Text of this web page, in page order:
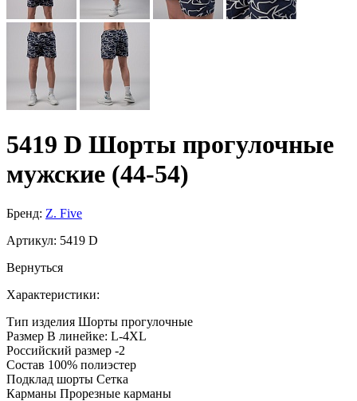
5419 D Шорты прогулочные
мужские (44-54)
Бренд: Z. Five
Артикул: 5419 D
Вернуться
Характеристики:
Тип изделия Шорты прогулочные
Размер В линейке: L-4XL
Российский размер -2
Состав 100% полиэстер
Подклад шорты Сетка
Карманы Прорезные карманы